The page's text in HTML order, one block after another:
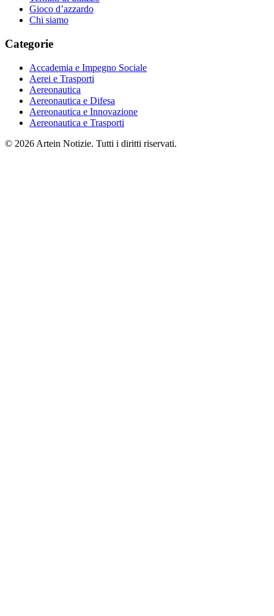
Gioco d’azzardo
Chi siamo
Categorie
Accademia e Impegno Sociale
Aerei e Trasporti
Aereonautica
Aereonautica e Difesa
Aereonautica e Innovazione
Aereonautica e Trasporti
© 2026 Artein Notizie. Tutti i diritti riservati.